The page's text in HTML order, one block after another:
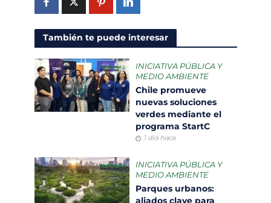
También te puede interesar
INICIATIVA PÚBLICA Y
MEDIO AMBIENTE
Chile promueve
nuevas soluciones
verdes mediante el
programa StartC
1 día hace
INICIATIVA PÚBLICA Y
MEDIO AMBIENTE
Parques urbanos:
aliados clave para